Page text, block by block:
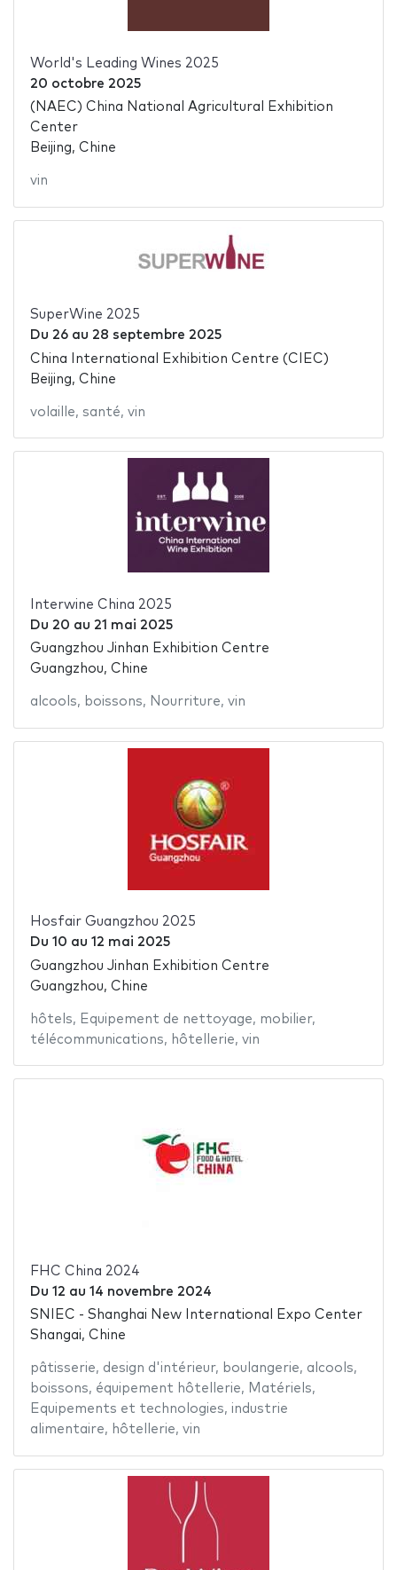
World's Leading Wines 2025
20 octobre 2025
(NAEC) China National Agricultural Exhibition
Center
Beijing, Chine
vin
SuperWine 2025
Du 26au 28 septembre 2025
China International Exhibition Centre (CIEC)
Beijing, Chine
volaille, santé, vin
Interwine China 2025
Du 20 au 21 mai 2025
Guangzhou Jinhan Exhibition Centre
Guangzhou, Chine
alcools, boissons, Nourriture, vin
Hosfair Guangzhou 2025
Du 10 au 12 mai 2025
Guangzhou Jinhan Exhibition Centre
Guangzhou, Chine
hôtels, Equipement de nettoyage, mobilier,
télécommunications, hôtellerie, vin
FHC China 2024
Du 12 au 14 novembre 2024
SNIEC - Shanghai New International Expo Center
Shangai, Chine
pâtisserie, design d'intérieur, boulangerie, alcools,
boissons, équipement hôtellerie, Matériels,
Equipements et technologies, industrie
alimentaire, hôtellerie, vin